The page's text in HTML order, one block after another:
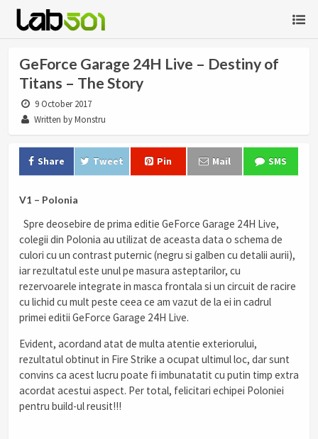
GeForce Garage 24H Live – Destiny of
Titans – The Story
9 October 2017
Written by Monstru
Share Tweet Pin Mail SMS
V1 – Polonia
Spre deosebire de prima editie GeForce Garage 24H Live,
colegii din Polonia au utilizat de aceasta data o schema de
culori cu un contrast puternic (negru si galben cu detalii aurii),
iar rezultatul este unul pe masura asteptarilor, cu
rezervoarele integrate in masca frontala si un circuit de racire
cu lichid cu mult peste ceea ce am vazut de la ei in cadrul
primei editii GeForce Garage 24H Live.
Evident, acordand atat de multa atentie exteriorului,
rezultatul obtinut in Fire Strike a ocupat ultimul loc, dar sunt
convins ca acest lucru poate fi imbunatatit cu putin timp extra
acordat acestui aspect. Per total, felicitari echipei Poloniei
pentru build-ul reusit!!!